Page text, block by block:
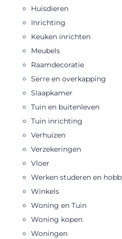
Huisdieren
Inrichting
Keuken inrichten
Meubels
Raamdecoratie
Serre en overkapping
Slaapkamer
Tuin en buitenleven
Tuin inrichting
Verhuizen
Verzekeringen
Vloer
Werken studeren en
Winkels
Woning en Tuin
Woning kopen
Woningen